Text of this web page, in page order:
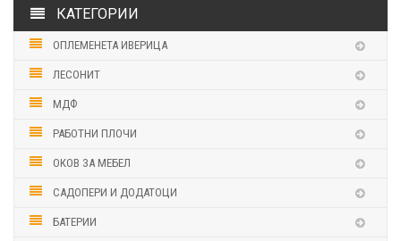
КАТЕГОРИИ
ОПЛЕМЕНЕТА ИВЕРИЦА
ЛЕСОНИТ
МДФ
РАБОТНИ ПЛОЧИ
ОКОВ ЗА МЕБЕЛ
САДОПЕРИ И ДОДАТОЦИ
БАТЕРИИ